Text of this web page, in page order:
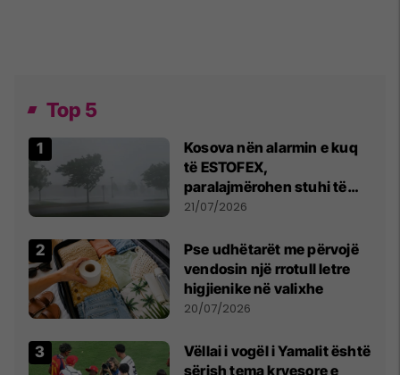
Top 5
Kosova nën alarmin e kuq
të ESTOFEX,
paralajmërohen stuhi të
fuqishme me breshër dhe
21/07/2026
Pse udhëtarët me përvojë
vendosin një rrotull letre
higjienike në valixhe
20/07/2026
Vëllai i vogël i Yamalit është
sërish tema kryesore e